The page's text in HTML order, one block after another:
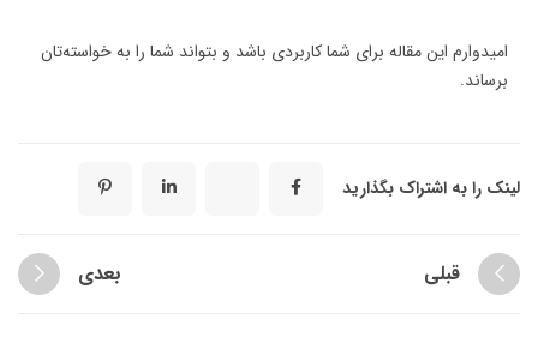
امیدوارم این مقاله برای شما کاربردی باشد و بتواند شما را به خواسته‌تان
برساند.
لینک را به اشتراک بگذارید
قبلی بعدی